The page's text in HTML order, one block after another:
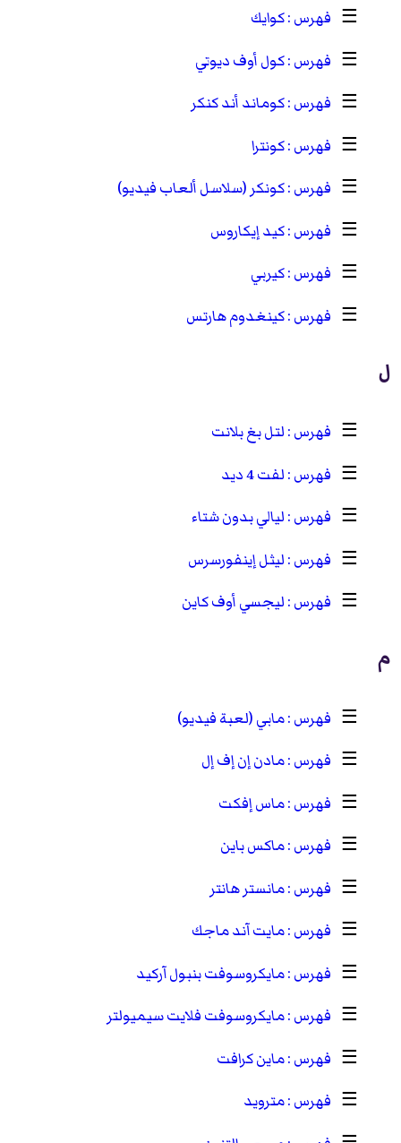
☰
كوايك
☰
كول أوف ديوتي
☰
كوماند أند كنكر
☰
كونترا
☰
كونكر (سلاسل ألعاب فيديو)
☰
كيد إيكاروس
☰
كيربي
☰
كينغدوم هارتس
ل
☰
لتل بغ بلانت
☰
لفت 4 ديد
☰
ليالي بدون شتاء
☰
ليثل إينفورسرس
☰
ليجسي أوف كاين
م
☰
مابي (لعبة فيديو)
☰
مادن إن إف إل
☰
ماس إفكت
☰
ماكس باين
☰
مانستر هانتر
☰
مايت آند ماجك
☰
مايكروسوفت بنبول آركيد
☰
مايكروسوفت فلايت سيميولتر
☰
ماين كرافت
☰
مترويد